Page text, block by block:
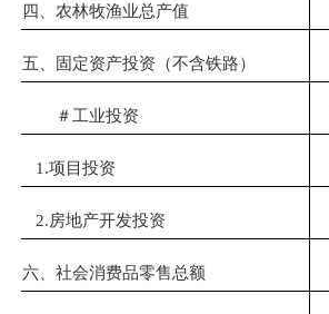
四、农林牧渔业总产值
五、固定资产投资（不含铁路）
＃工业投资
1.项目投资
2.房地产开发投资
六、社会消费品零售总额